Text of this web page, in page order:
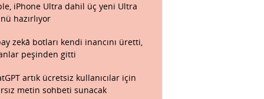
iPhone Ultra dahil üç yeni Ultra
hazırlıyor
zekâ botları kendi inancını üretti,
peşinden gitti
artık ücretsiz kullanıcılar için
metin sohbeti sunacak